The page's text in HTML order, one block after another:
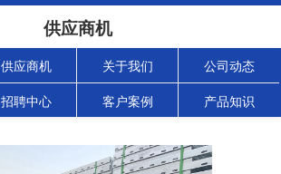
供应商机
供应商机 关于我们 公司动态
招聘中心 客户案例 产品知识